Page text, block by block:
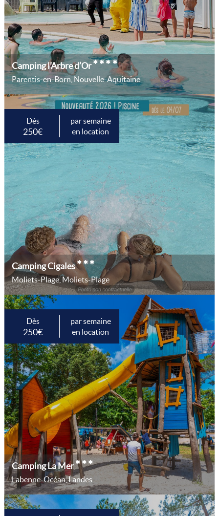
Camping l’Arbre d’Or****
Parentis-en-Born, Nouvelle-Aquitaine
Dès
250€
par semaine
en location
Camping Cigales***
Moliets-Plage, Moliets-Plage
Dès
250€
par semaine
en location
Camping La Mer***
Labenne-Océan, Landes